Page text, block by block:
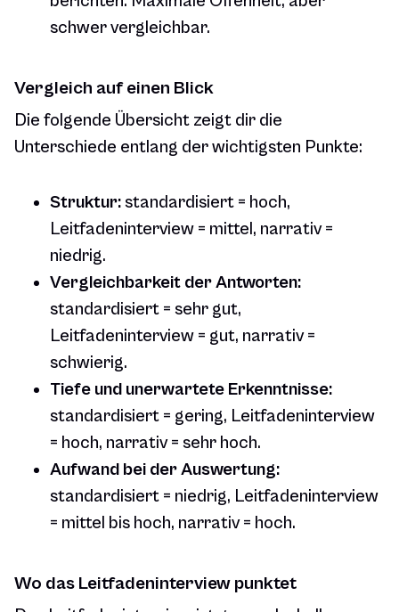
schwer vergleichbar.
Vergleich auf einen Blick
Die folgende Übersicht zeigt dir die
Unterschiede entlang der wichtigsten Punkte:
Struktur:standardisiert = hoch,
Leitfadeninterview = mittel, narrativ =
niedrig.
Vergleichbarkeit der Antworten:
standardisiert = sehr gut,
Leitfadeninterview = gut, narrativ =
schwierig.
Tiefe und unerwartete Erkenntnisse:
standardisiert = gering, Leitfadeninterview
= hoch, narrativ = sehr hoch.
Aufwand bei der Auswertung:
standardisiert = niedrig, Leitfadeninterview
= mittel bis hoch, narrativ = hoch.
Wo das Leitfadeninterview punktet